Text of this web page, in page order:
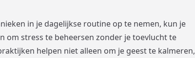
in je dagelijkse routine op te nemen, kun je
om stress te beheersen zonder je toevlucht te
helpen niet alleen om je geest te kalmeren,